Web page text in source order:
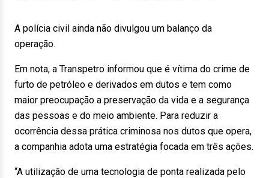
A polícia civil ainda não divulgou um balanço da
operação.
Em nota, a Transpetro informou que é vítima do crime de
furto de petróleo e derivados em dutos e tem como
maior preocupação a preservação da vida e a segurança
das pessoas e do meio ambiente. Para reduzir a
ocorrência dessa prática criminosa nos dutos que opera,
a companhia adota uma estratégia focada em três ações.
“A utilização de uma tecnologia de ponta realizada pelo